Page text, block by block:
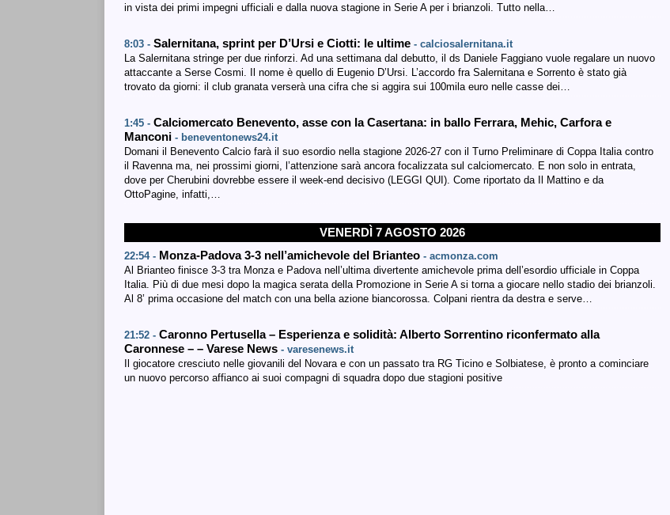
in vista dei primi impegni ufficiali e dalla nuova stagione in Serie A per i brianzoli. Tutto nella…
8:03 - Salernitana, sprint per D’Ursi e Ciotti: le ultime - calciosalernitana.it
La Salernitana stringe per due rinforzi. Ad una settimana dal debutto, il ds Daniele Faggiano vuole regalare un nuovo
attaccante a Serse Cosmi. Il nome è quello di Eugenio D’Ursi. L’accordo fra Salernitana e Sorrento è stato già
trovato da giorni: il club granata verserà una cifra che si aggira sui 100mila euro nelle casse dei…
1:45 - Calciomercato Benevento, asse con la Casertana: in ballo Ferrara, Mehic, Carfora e
Manconi - beneventonews24.it
Domani il Benevento Calcio farà il suo esordio nella stagione 2026-27 con il Turno Preliminare di Coppa Italia contro
il Ravenna ma, nei prossimi giorni, l’attenzione sarà ancora focalizzata sul calciomercato. E non solo in entrata,
dove per Cherubini dovrebbe essere il week-end decisivo (LEGGI QUI). Come riportato da Il Mattino e da
OttoPagine, infatti,…
VENERDÌ 7 AGOSTO 2026
22:54 - Monza-Padova 3-3 nell’amichevole del Brianteo - acmonza.com
Al Brianteo finisce 3-3 tra Monza e Padova nell’ultima divertente amichevole prima dell’esordio ufficiale in Coppa
Italia. Più di due mesi dopo la magica serata della Promozione in Serie A si torna a giocare nello stadio dei brianzoli.
Al 8’ prima occasione del match con una bella azione biancorossa. Colpani rientra da destra e serve…
21:52 - Caronno Pertusella – Esperienza e solidità: Alberto Sorrentino riconfermato alla
Caronnese – – Varese News - varesenews.it
Il giocatore cresciuto nelle giovanili del Novara e con un passato tra RG Ticino e Solbiatese, è pronto a cominciare
un nuovo percorso affianco ai suoi compagni di squadra dopo due stagioni positive